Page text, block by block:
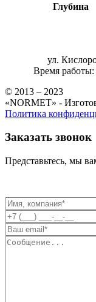
Глубина
ул.
Время
© 2013 – 2023
«NORMET» -
Политика
Заказать звонок
Представьтесь, мы